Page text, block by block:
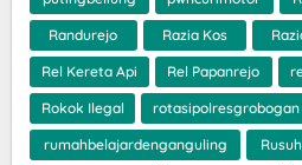
Randurejo Razia Kos
Rel Kereta Api Rel Papanrejo
Rokok Ilegal rotasipolresgrobogan
rumahbelajardenganguling Rusuh